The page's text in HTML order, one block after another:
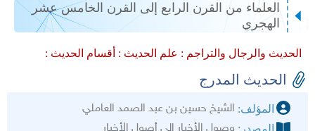
العلماء من القرن الرابع إلى القرن الخامس عشر
الهجري
الحديث والرجال والتراجم : علم الحديث : أقسام الحديث :
الحديث المدرج
المؤلف: الشيخ حسين بن عبد الصمد العاملي